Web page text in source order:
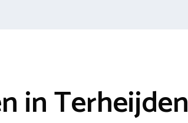
in Terheijden